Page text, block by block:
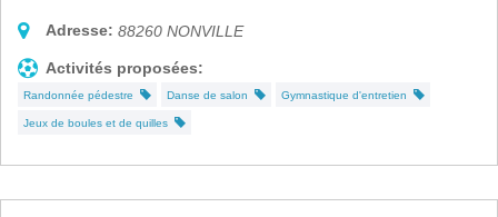
Adresse: 88260 NONVILLE
Activités proposées:
Randonnée pédestre Danse de salon Gymnastique d'entretien
Jeux de boules et de quilles